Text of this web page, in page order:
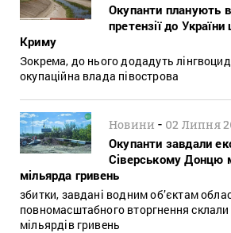
Окупанти планують
претензії до
Криму
Зокрема, до нього додадуть лінгвоцид
окупаційна влада півострова
Новини - 02 Липня
Окупанти завдали
Сіверському Донцю
мільярда гривень
збитки, завдані водним об’єктам
повномасштабного вторгнення
мільярдів гривень